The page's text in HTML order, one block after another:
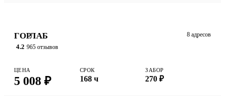
ГОРЛАБ
4.2 965 отзывов
8 адресов
ЦЕНА
5 008 ₽
СРОК
168 ч
ЗАБОР
270 ₽